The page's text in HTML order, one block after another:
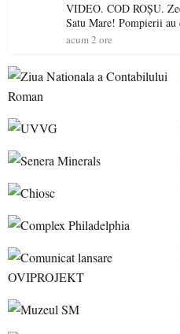
VIDEO. COD ROȘU. Zeci de hectare mistuite de flăcări în
Satu Mare! Pompierii au
pentru a salva o pădure
acum 2 ore